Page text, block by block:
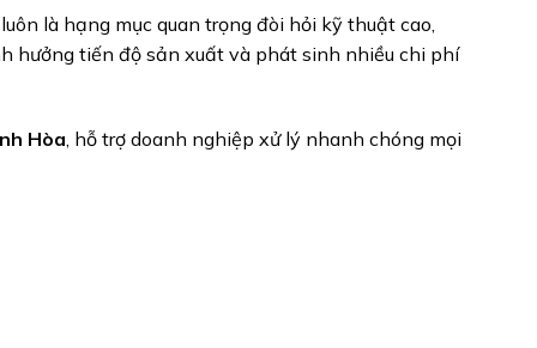
là hạng mục quan trọng đòi hỏi kỹ thuật cao,
hưởng tiến độ sản xuất và phát sinh nhiều chi phí
Hòa , hỗ trợ doanh nghiệp xử lý nhanh chóng mọi